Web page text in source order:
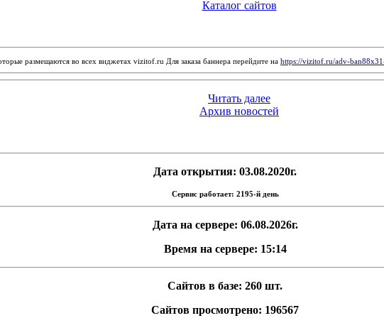
Каталог сайтов
размещаются во всех виджетах vizitof.ru Для заказа баннера перейдите на https://vizitof.ru/adv-
Читать далее
Архив новостей
Дата открытия: 03.08.2020г.
Сервис работает: 2195-й день
Дата на сервере: 06.08.2026г.
Время на сервере: 15:14
Сайтов в базе: 260 шт.
Сайтов просмотрено: 196567